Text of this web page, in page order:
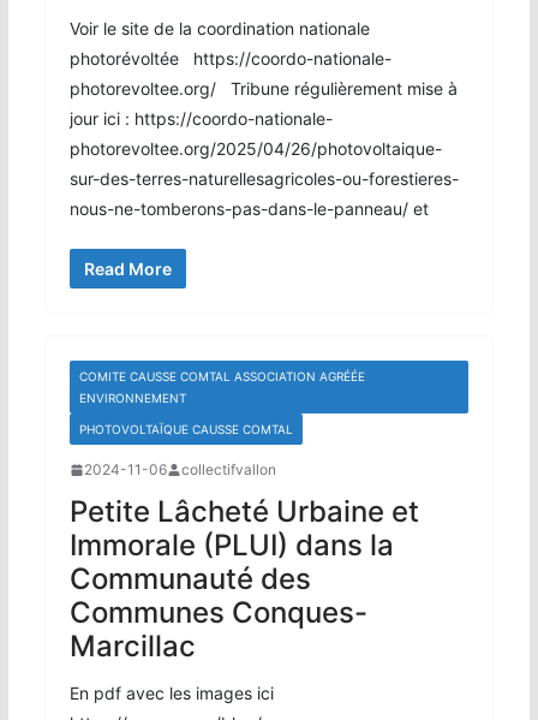
Voir le site de la coordination nationale
photorévoltée https://coordo-nationale-
photorevoltee.org/ Tribune régulièrement mise à
jour ici : https://coordo-nationale-
photorevoltee.org/2025/04/26/photovoltaique-
sur-des-terres-naturellesagricoles-ou-forestieres-
nous-ne-tomberons-pas-dans-le-panneau/ et
Read More
COMITE CAUSSE COMTAL ASSOCIATION AGRÉÉE
ENVIRONNEMENT
PHOTOVOLTAÏQUE CAUSSE COMTAL
2024-11-06 collectifvallon
Petite Lâcheté Urbaine et
Immorale (PLUI) dans la
Communauté des
Communes Conques-
Marcillac
En pdf avec les images ici